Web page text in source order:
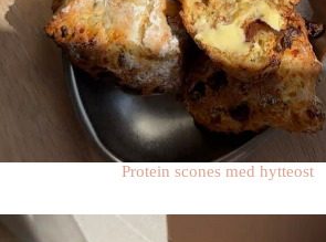
Protein scones med hytteost